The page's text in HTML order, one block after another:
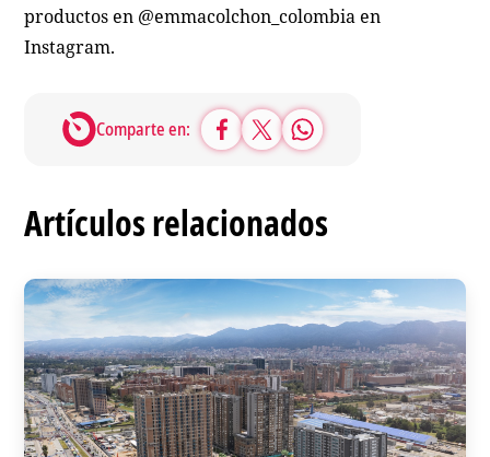
productos en @emmacolchon_colombia en
Instagram.
Comparte en:
Artículos relacionados